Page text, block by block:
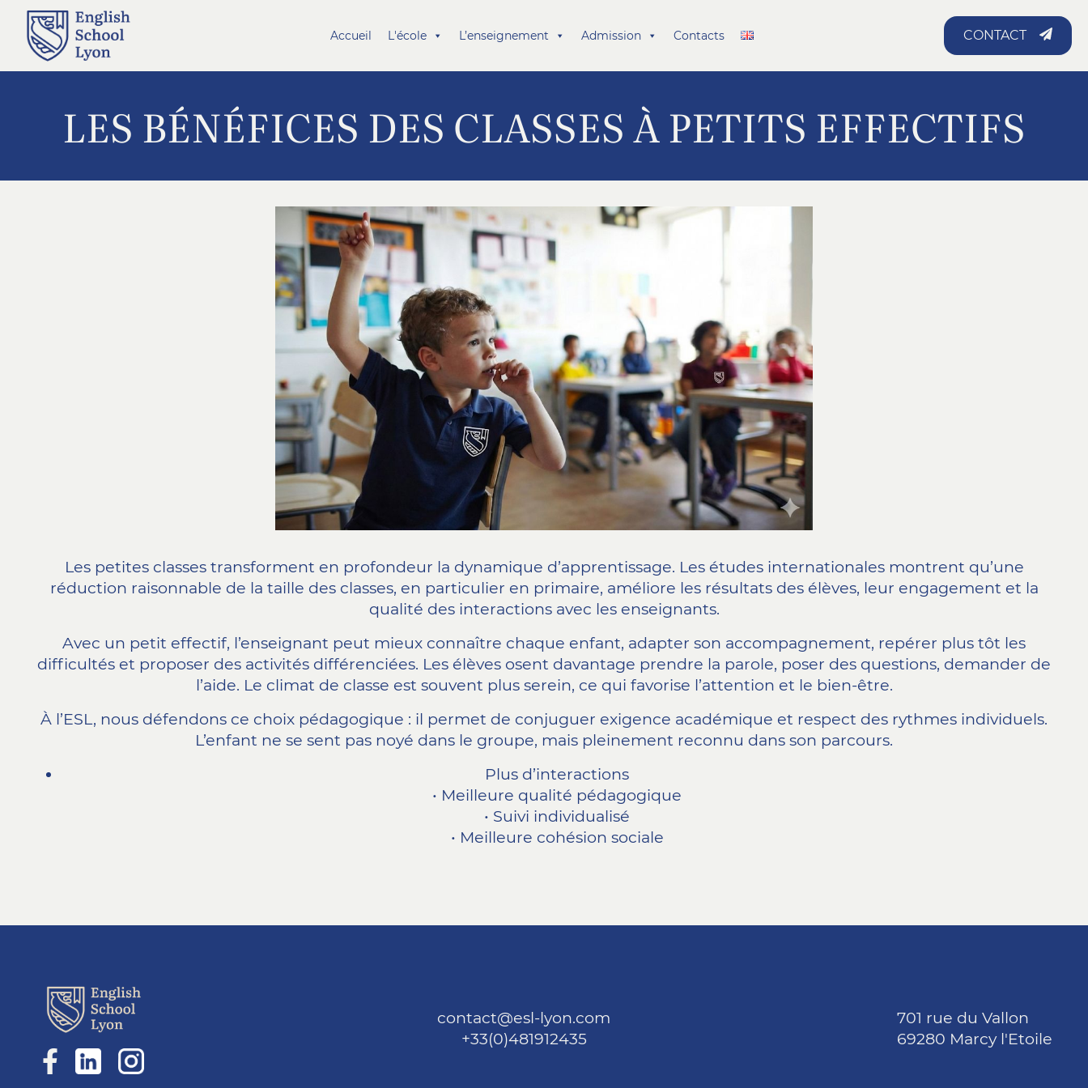
Accueil L'école L’enseignement Admission Contacts CONTACT
LES BÉNÉFICES DES CLASSES À PETITS EFFECTIFS
Les petites classes transforment en profondeur la dynamique d’apprentissage. Les études internationales montrent qu’une
réduction raisonnable de la taille des classes, en particulier en primaire, améliore les résultats des élèves, leur engagement et la
qualité des interactions avec les enseignants.
Avec un petit effectif, l’enseignant peut mieux connaître chaque enfant, adapter son accompagnement, repérer plus tôt les
difficultés et proposer des activités différenciées. Les élèves osent davantage prendre la parole, poser des questions, demander de
l’aide. Le climat de classe est souvent plus serein, ce qui favorise l’attention et le bien-être.
À l’ESL, nous défendons ce choix pédagogique : il permet de conjuguer exigence académique et respect des rythmes individuels.
L’enfant ne se sent pas noyé dans le groupe, mais pleinement reconnu dans son parcours.
Plus d’interactions
• Meilleure qualité pédagogique
• Suivi individualisé
• Meilleure cohésion sociale
contact@esl-lyon.com
+33(0)481912435
701 rue du Vallon
69280 Marcy l'Etoile